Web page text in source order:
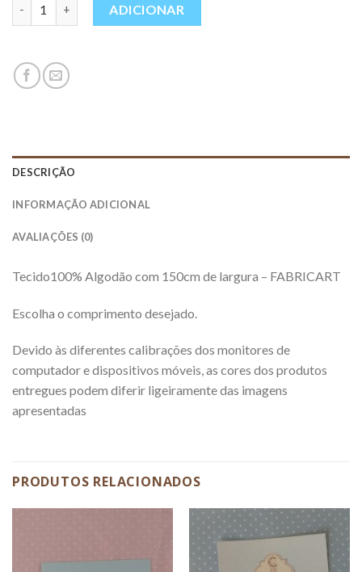
ADICIONAR
DESCRIÇÃO
INFORMAÇÃO ADICIONAL
AVALIAÇÕES (0)
Tecido100% Algodão com 150cm de largura – FABRICART
Escolha o comprimento desejado.
Devido às diferentes calibrações dos monitores de
computador e dispositivos móveis, as cores dos produtos
entregues podem diferir ligeiramente das imagens
apresentadas
PRODUTOS RELACIONADOS